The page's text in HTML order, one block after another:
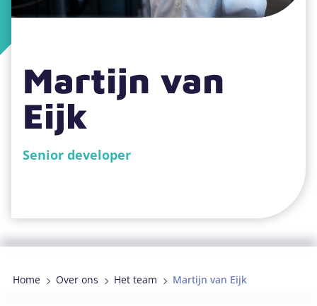
079 889 4151
DigiGO projecten
Martijn van
Eijk
Senior developer
Home Over ons Het team Martijn van Eijk